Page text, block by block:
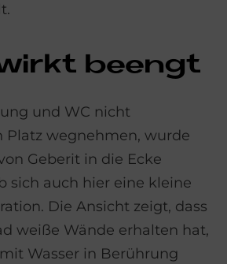
be­en­gt
und WC nicht
Platz wegnehmen, wurde
Geberit in die Ecke
sich auch hier eine kleine
Die Ansicht zeigt, dass
weiße Wände erhalten hat,
Wasser in Berührung